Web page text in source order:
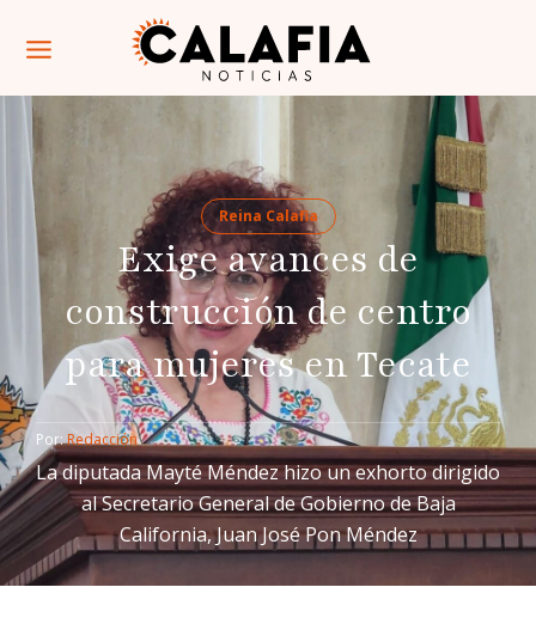
Reina Calafia
Exige avances de
construcción de centro
para mujeres en Tecate
Por: Redacción
La diputada Mayté Méndez hizo un exhorto dirigido
al Secretario General de Gobierno de Baja
California, Juan José Pon Méndez